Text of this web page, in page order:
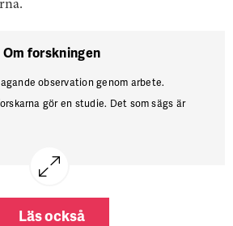
Om forskningen
observation genom arbete.
gör en studie. Det som sägs är
i en referensgrupp. De har hjälpt forskarna
Läs också